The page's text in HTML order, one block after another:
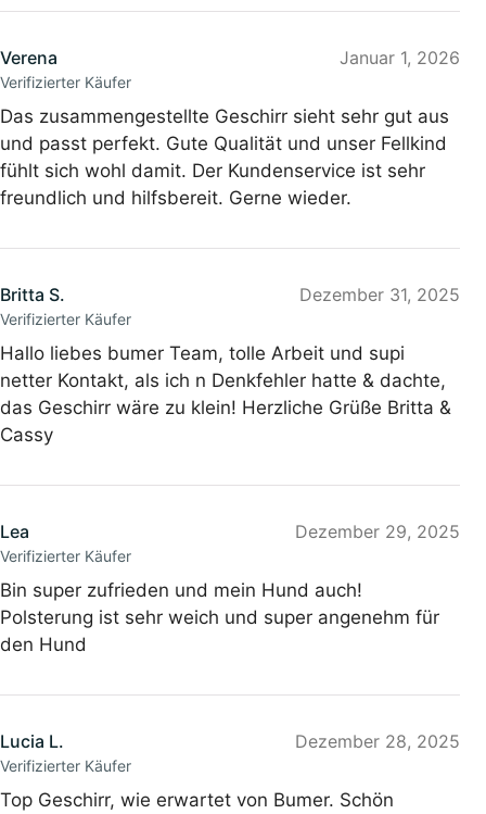
Verena
Verifizierter Käufer
Januar 1, 2026
Das zusammengestellte Geschirr sieht sehr gut aus
und passt perfekt. Gute Qualität und unser Fellkind
fühlt sich wohl damit. Der Kundenservice ist sehr
freundlich und hilfsbereit. Gerne wieder.
Britta S.
Verifizierter Käufer
Dezember 31, 2025
Hallo liebes bumer Team, tolle Arbeit und supi
netter Kontakt, als ich n Denkfehler hatte & dachte,
das Geschirr wäre zu klein! Herzliche Grüße Britta &
Cassy
Lea
Verifizierter Käufer
Dezember 29, 2025
Bin super zufrieden und mein Hund auch!
Polsterung ist sehr weich und super angenehm für
den Hund
Lucia L.
Verifizierter Käufer
Dezember 28, 2025
Top Geschirr, wie erwartet von Bumer. Schön